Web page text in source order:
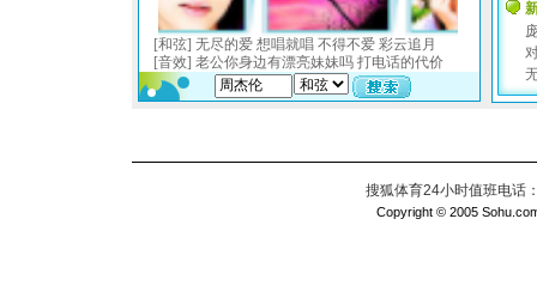
搜狐体育24小时值班电话
Copyright © 2005